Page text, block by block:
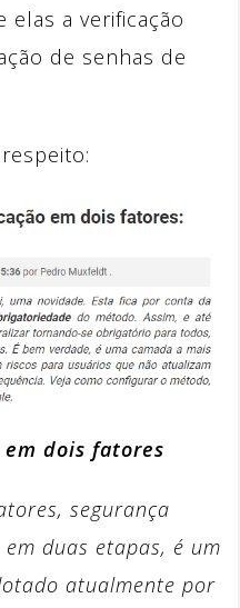
elas a verificação
de senhas de
dois fatores
segurança
duas etapas, é um
atualmente por